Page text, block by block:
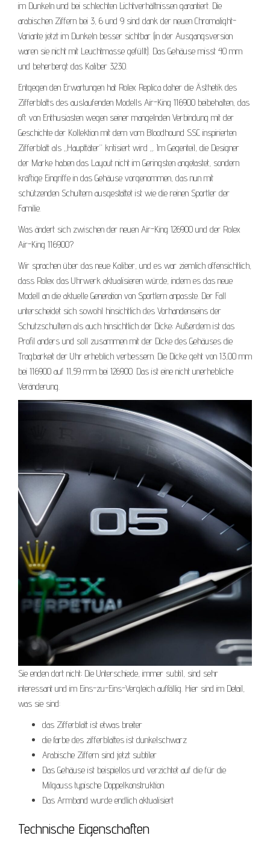
im Dunkeln und bei schlechten Lichtverhältnissen garantiert. Die
arabischen Ziffern bei 3, 6 und 9 sind dank der neuen Chromalight-
Variante jetzt im Dunkeln besser sichtbar (in der Ausgangsversion
waren sie nicht mit Leuchtmasse gefüllt). Das Gehäuse misst 40 mm
und beherbergt das Kaliber 3230.
Entgegen den Erwartungen hat Rolex Replica daher die Ästhetik des
Zifferblatts des auslaufenden Modells Air-King 116900 beibehalten, das
oft von Enthusiasten wegen seiner mangelnden Verbindung mit der
Geschichte der Kollektion mit dem vom Bloodhound SSC inspirierten
Zifferblatt als „Haupttäter“ kritisiert wird „. Im Gegenteil, die Designer
der Marke haben das Layout nicht im Geringsten angetastet, sondern
kräftige Eingriffe in das Gehäuse vorgenommen, das nun mit
schützenden Schultern ausgestattet ist wie die reinen Sportler der
Familie.
Was ändert sich zwischen der neuen Air-King 126900 und der Rolex
Air-King 116900?
Wir sprachen über das neue Kaliber, und es war ziemlich offensichtlich,
dass Rolex das Uhrwerk aktualisieren würde, indem es das neue
Modell an die aktuelle Generation von Sportlern anpasste. Der Fall
unterscheidet sich sowohl hinsichtlich des Vorhandenseins der
Schutzschultern als auch hinsichtlich der Dicke; Außerdem ist das
Profil anders und soll zusammen mit der Dicke des Gehäuses die
Tragbarkeit der Uhr erheblich verbessern. Die Dicke geht von 13,00 mm
bei 116900 auf 11,59 mm bei 126900. Das ist eine nicht unerhebliche
Veränderung.
Sie enden dort nicht; Die Unterschiede, immer subtil, sind sehr
interessant und im Eins-zu-Eins-Vergleich auffällig. Hier sind im Detail,
was sie sind:
das Zifferblatt ist etwas breiter
die farbe des zifferblattes ist dunkelschwarz
Arabische Ziffern sind jetzt subtiler
Das Gehäuse ist beispiellos und verzichtet auf die für die
Milgauss typische Doppelkonstruktion
Das Armband wurde endlich aktualisiert
Technische Eigenschaften